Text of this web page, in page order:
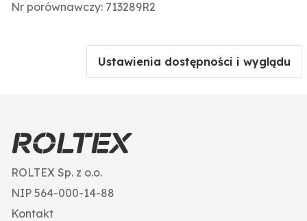
Nr porównawczy: 713289R2
Ustawienia dostępności i wyglądu
ROLTEX Sp. z o.o.
NIP 564-000-14-88
Kontakt